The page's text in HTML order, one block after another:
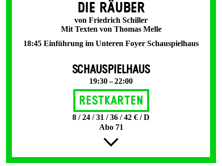
DIE RÄUBER
von Friedrich Schiller
Mit Texten von Thomas Melle
18:45 Einführung im Unteren Foyer Schauspielhaus
SCHAUSPIELHAUS
19:30 – 22:00
Restkarten
8 / 24 / 31 / 36 / 42 € / D
Abo 71